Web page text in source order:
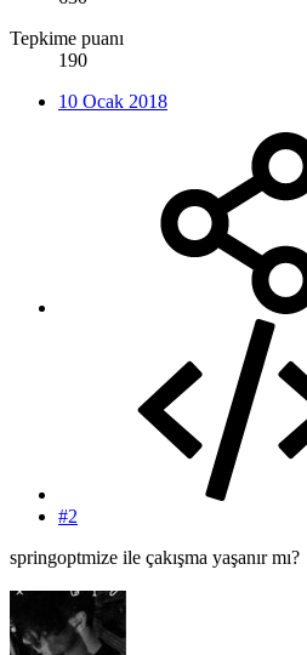
Tepkime puanı
190
10 Ocak 2018
#2
springoptmize ile çakışma yaşanır mı?